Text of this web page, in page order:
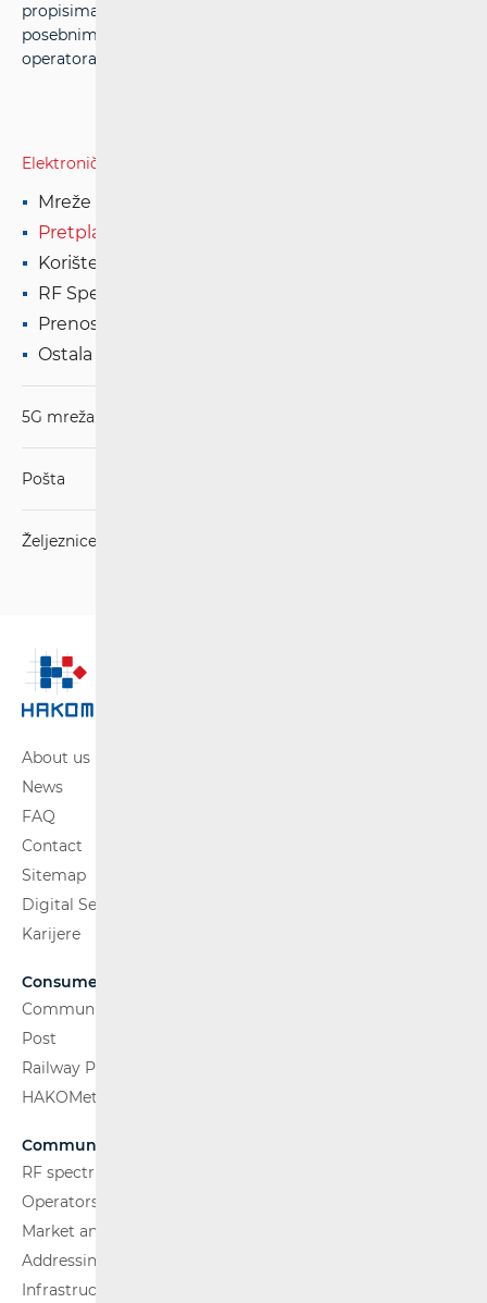
propisima, objavljenim općim uvjetima poslovanja,
posebnim uvjetima korištenja usluge i cjenikom usluga
operatora te posebnim propisima.
Elektroničke komunikacije
Mreže
Pretplatnički ugovor
Korištenje usluge
RF Spektar
Prenosivost broja
Ostala pitanja
5G mreža
Pošta
Željeznice
About us
News
FAQ
Contact
Sitemap
Digital Services Act
Karijere
Consumers
Communications Network
Post
Railway Passenger Transport
HAKOMetar
Communications Network
RF spectrum
Operators and Services
Market analysis
Addressing and numbering space
Infrastructure